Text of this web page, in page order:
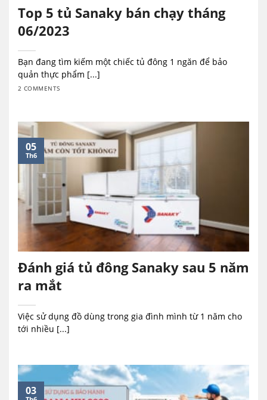
Top 5 tủ Sanaky bán chạy tháng
06/2023
Bạn đang tìm kiếm một chiếc tủ đông 1 ngăn để bảo
quản thực phẩm [...]
2 COMMENTS
Đánh giá tủ đông Sanaky sau 5 năm
ra mắt
Việc sử dụng đồ dùng trong gia đình mình từ 1 năm cho
tới nhiều [...]
05
Th6
03